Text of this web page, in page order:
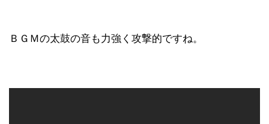
ＢＧＭの太鼓の音も力強く攻撃的ですね。